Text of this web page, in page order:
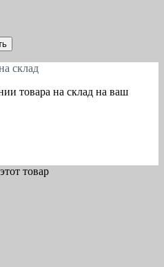
склад
товара на склад на ваш
товар